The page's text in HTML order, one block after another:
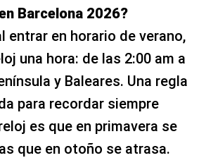
Barcelona 2026?
entrar en horario de verano,
una hora: de las 2:00 am a
y Baleares. Una regla
para recordar siempre
es que en primavera se
que en otoño se atrasa.